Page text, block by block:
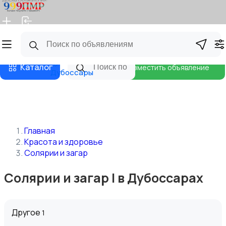
Главная
КаталогДубоссары
Разместить объявление
Главная
Красота и здоровье
Солярии и загар
Солярии и загар | в Дубоссарах
Другое 1